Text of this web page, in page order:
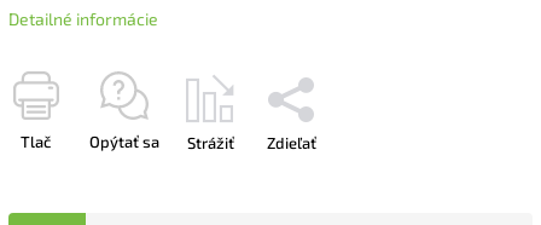
Detailné informácie
Tlač Opýtať sa Strážiť Zdieľať